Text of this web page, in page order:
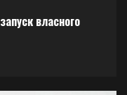
власного